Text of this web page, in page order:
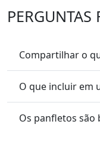
PERGUNTAS
Compartilhar o
O que incluir em
Os panfletos são